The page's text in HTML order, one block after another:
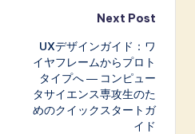
Next Post
UXデザインガイド：ワ
イヤフレームからプロト
タイプへ ― コンピュー
タサイエンス専攻生のた
めのクイックスタートガ
イド